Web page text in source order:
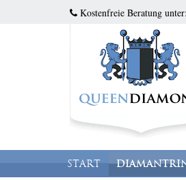
Kostenfreie Beratung unter:
START